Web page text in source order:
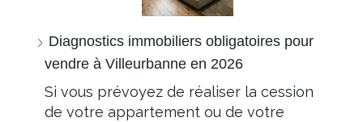
Diagnostics immobiliers obligatoires pour
vendre à Villeurbanne en 2026
Si vous prévoyez de réaliser la cession
de votre appartement ou de votre